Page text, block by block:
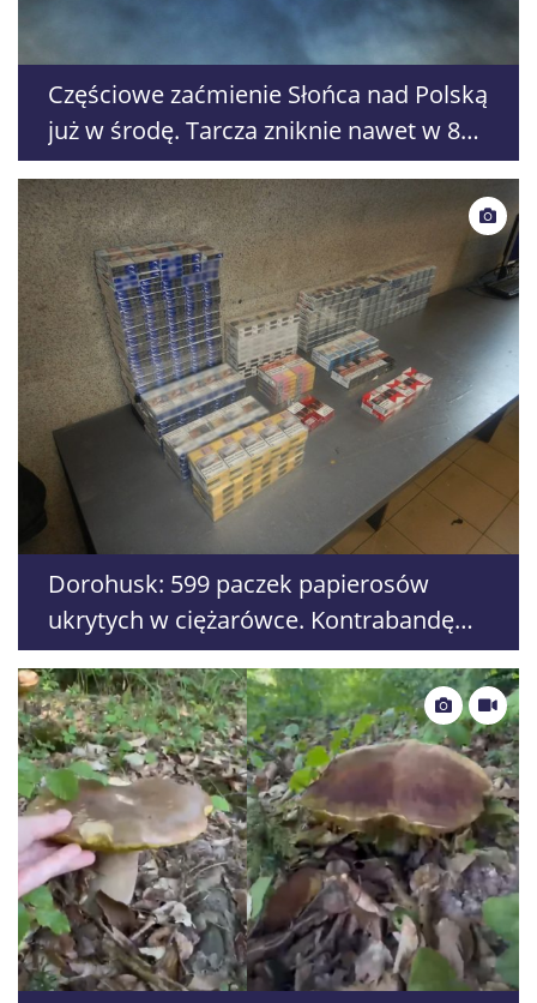
Częściowe zaćmienie Słońca nad Polską
już w środę. Tarcza zniknie nawet w 86
procentach
Dorohusk: 599 paczek papierosów
ukrytych w ciężarówce. Kontrabandę
wykryto podczas kontroli RTG